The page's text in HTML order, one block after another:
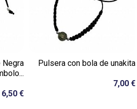
Negra
6,50 €
Pulsera con bola de unakita
7,00 €